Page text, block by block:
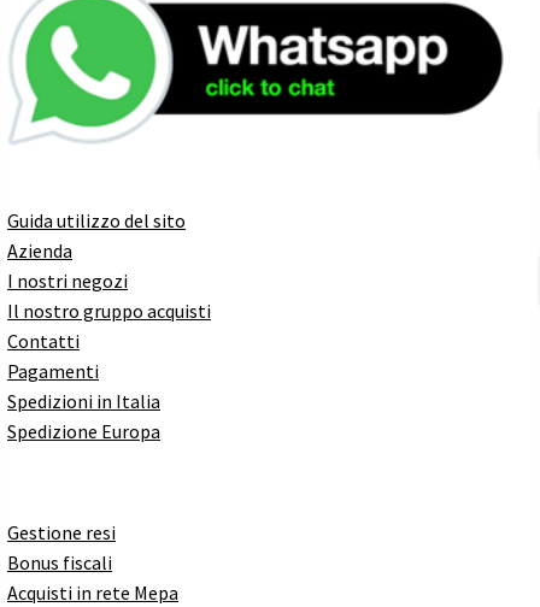
Guida utilizzo del sito
Azienda
I nostri negozi
Il nostro gruppo acquisti
Contatti
Pagamenti
Spedizioni in Italia
Spedizione Europa
Gestione resi
Bonus fiscali
Acquisti in rete Mepa